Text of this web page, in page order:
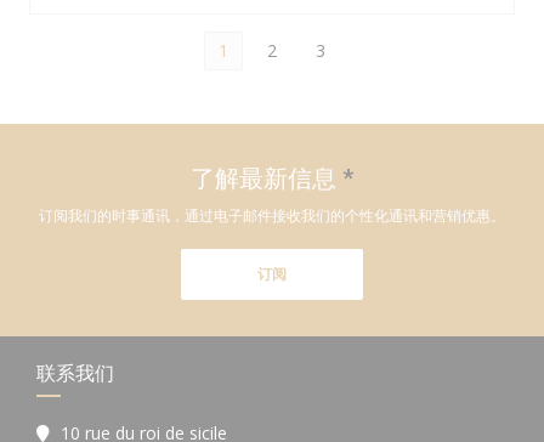
1 2 3
了解最新信息 *
订阅我们的时事通讯，通过电子邮件接收我们的个性化通讯和营销优惠。
订阅
联系我们
10 rue du roi de sicile